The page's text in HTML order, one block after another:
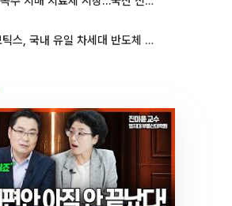
라온로보틱스, 국내 유일 차세대 반도체 공정 로봇 개발 ‘고객사 테스트 진행’